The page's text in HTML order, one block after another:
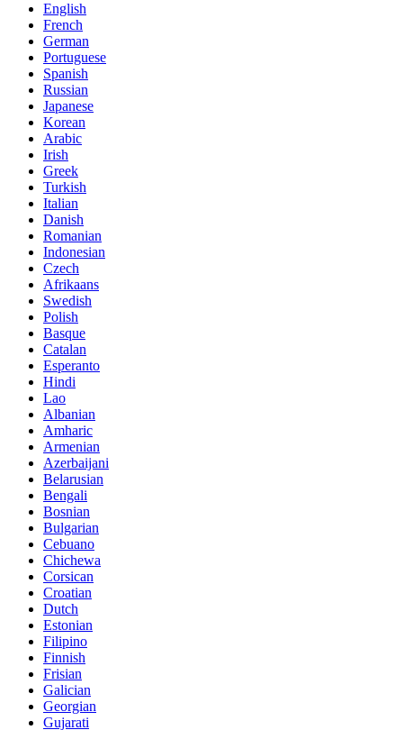
English
French
German
Portuguese
Spanish
Russian
Japanese
Korean
Arabic
Irish
Greek
Turkish
Italian
Danish
Romanian
Indonesian
Czech
Afrikaans
Swedish
Polish
Basque
Catalan
Esperanto
Hindi
Lao
Albanian
Amharic
Armenian
Azerbaijani
Belarusian
Bengali
Bosnian
Bulgarian
Cebuano
Chichewa
Corsican
Croatian
Dutch
Estonian
Filipino
Finnish
Frisian
Galician
Georgian
Gujarati